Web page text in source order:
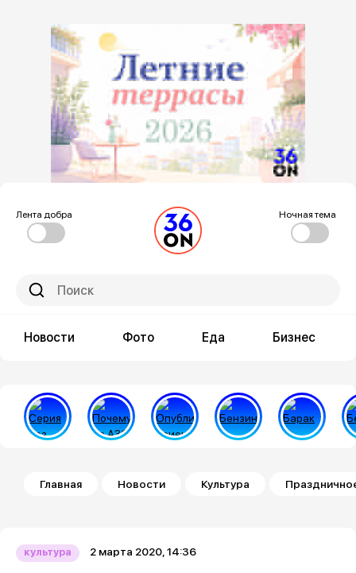
Лента добра Ночная тема
Новости Фото Еда Бизнес
Строка навигации
Главная Новости Культура
культура 2 марта 2020, 14:36